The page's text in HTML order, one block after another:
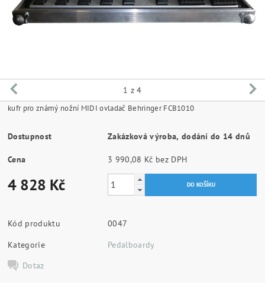
1 z 4
kufr pro známý nožní MIDI ovladač Behringer FCB1010
Dostupnost Zakázková výroba, dodání do 14 dnů
Cena 3 990,08 Kč bez DPH
4 828 Kč
Kód produktu
0047
Kategorie
Pedalboardy
Dotaz